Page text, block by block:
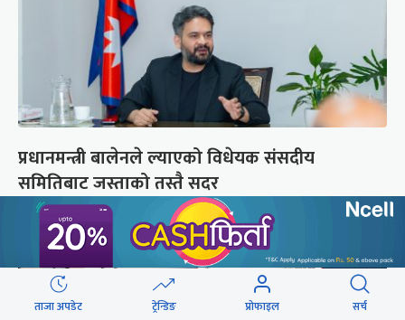
प्रधानमन्त्री बालेनले ल्याएको विधेयक संसदीय
समितिबाट जस्ताको तस्तै सदर
ताजा अपडेट ट्रेन्डिङ प्रोफाइल सर्च